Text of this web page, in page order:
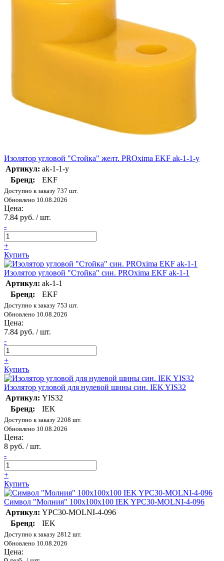
Изолятор угловой "Стойка" желт. PROxima EKF ak-1-1-y
Артикул: ak-1-1-y
Бренд:
EKF
Доступно к заказу 737 шт.
Обновлено 10.08.2026
Цена:
7.84 руб. / шт.
-
+
Купить
Изолятор угловой "Стойка" син. PROxima EKF ak-1-1
Артикул: ak-1-1
Бренд:
EKF
Доступно к заказу 753 шт.
Обновлено 10.08.2026
Цена:
7.84 руб. / шт.
-
+
Купить
Изолятор угловой для нулевой шины син. IEK YIS32
Артикул: YIS32
Бренд:
IEK
Доступно к заказу 2208 шт.
Обновлено 10.08.2026
Цена:
8 руб. / шт.
-
+
Купить
Символ "Молния" 100х100х100 IEK YPC30-MOLNI-4-096
Артикул: YPC30-MOLNI-4-096
Бренд:
IEK
Доступно к заказу 2812 шт.
Обновлено 10.08.2026
Цена: